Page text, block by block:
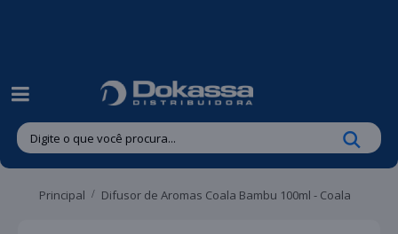
Principal Difusor de Aromas Coala Bambu 100ml - Coala